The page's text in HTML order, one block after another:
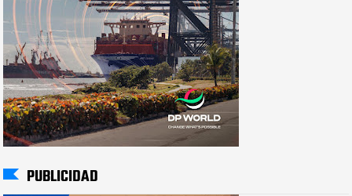
PUBLICIDAD